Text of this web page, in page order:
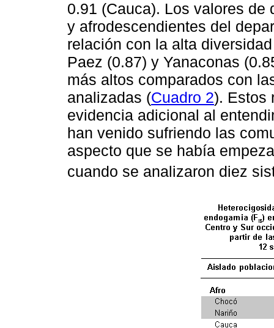
0.91 (Cauca). Los valores
y afrodescendientes del
relación con la alta
Paez (0.87) y Yanaconas
más altos comparados con
analizadas (Cuadro 2). Estos
evidencia adicional al
han venido sufriendo las
aspecto que se había
cuando se analizaron diez